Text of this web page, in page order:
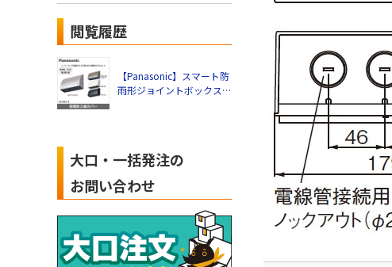
閲覧履歴
【Panasonic】スマート防
雨形ジョイントボックス
大口・一括発注の
お問い合わせ